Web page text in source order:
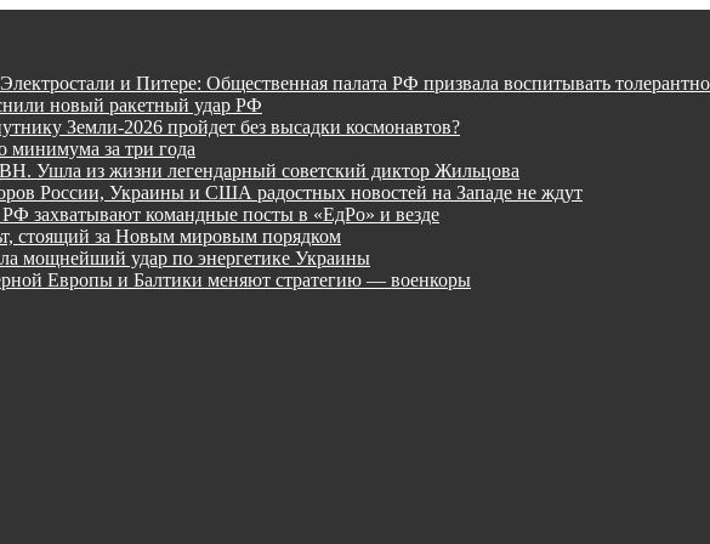
и Питере: Общественная палата РФ призвала воспитывать
новый ракетный удар РФ
Земли-2026 пройдет без высадки космонавтов?
минимума за три года
Ушла из жизни легендарный советский диктор Жильцова
России, Украины и США радостных новостей на Западе не ждут
РФ захватывают командные посты в «ЕдРо» и везде
стоящий за Новым мировым порядком
мощнейший удар по энергетике Украины
Европы и Балтики меняют стратегию — военкоры